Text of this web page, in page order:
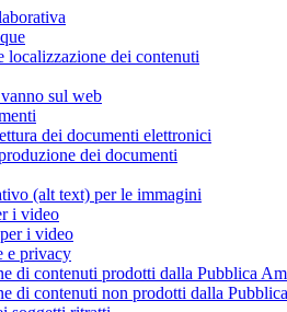
localizzazione dei contenuti
sul web
dei documenti elettronici
dei documenti
(alt text) per le immagini
i video
i video
e privacy
di contenuti prodotti dalla Pubblica
di contenuti non prodotti dalla